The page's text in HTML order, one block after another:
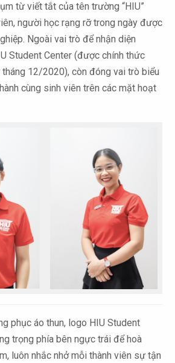
từ viết tắt của tên trường “HIU”
người học rạng rỡ trong ngày được
Ngoài vai trò để nhận diện
Student Center (được chính thức
12/2020), còn đóng vai trò biểu
cùng sinh viên trên các mặt hoạt
phục áo thun, logo HIU Student
trọng phía bên ngực trái để hoà
luôn nhắc nhở mỗi thành viên sự tận